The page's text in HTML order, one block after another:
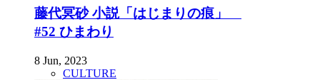
藤代冥砂 小説「はじまりの痕」
#52 ひまわり
8 Jun, 2023
CULTURE